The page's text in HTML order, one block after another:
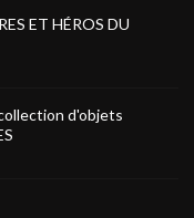
ET HÉROS DU
d'objets